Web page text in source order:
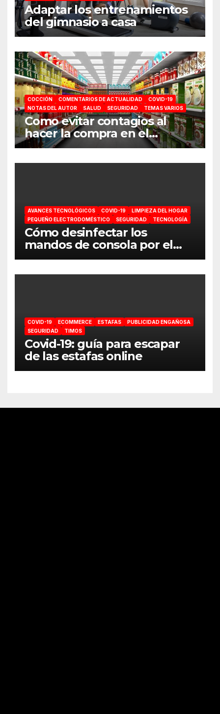
Adaptar los entrenamientos
del gimnasio a casa
COCCIÓN COMENTARIOS DE ACTUALIDAD
COVID-19
NOTAS DEL AUTOR
SALUD SEGURIDAD TEMAS VARIOS
Como evitar contagios al
hacer la compra en el
supermercado
AVANCES TECNOLÓGICOS COVID-19
LIMPIEZA DEL HOGAR
PEQUEÑO ELECTRODOMÉSTICO
SEGURIDAD TECNOLOGÍA
Cómo desinfectar los
mandos de consola por el
coronavirus
COVID-19 ECOMMERCE ESTAFAS
PUBLICIDAD ENGAÑOSA
SEGURIDAD
TIMOS
Covid-19: guía para escapar
de las estafas online